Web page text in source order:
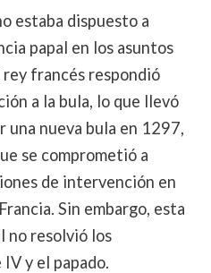
estaba dispuesto a
papal en los asuntos
francés respondió
a la bula, lo que llevó
nueva bula en 1297,
se comprometió a
de intervención en
Sin embargo, esta
no resolvió los
y el papado.